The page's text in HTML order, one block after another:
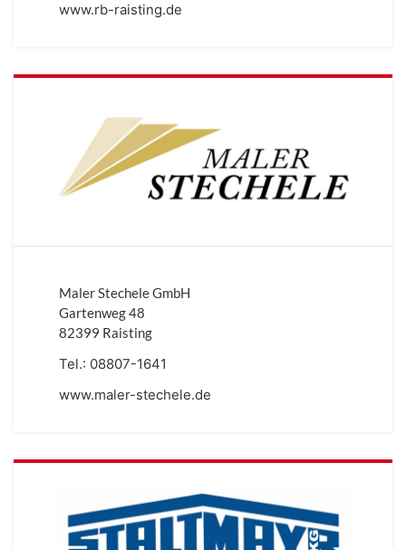
www.rb-raisting.de
Maler Stechele GmbH
Gartenweg 48
82399 Raisting
Tel.: 08807-1641
www.maler-stechele.de